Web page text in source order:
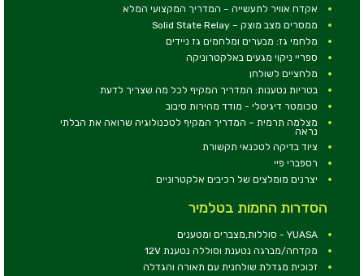
אקדח אוויר לתעשייה – המדריך המקצועי המלא
ממסרים מצב מוצק – Solid State Relay
מלחמי גז: מבערים ומלחמים גז ניידים
ספריי ניקוי מגעים באלקטרוניקה
מלחציים לשולחן
בטריות נטענות: המדריך המקיף לכל מה שצריך לדעת
טכומטר דיגיטלי - מודד מהירות סיבוב
מצלמה תרמית – המדריך המקיף לטכנולוגיה שרואה את הבלתי
נראה
ציוד בדיקה לטכנאי תקשורת
רספברי פיי
יצרנים מומלצים של רכיבים אלקטרוניים
הסדרות החמות בטלמיר
YUASA - סוללות,מצברים ומטענים
מקדחה/מברגה נטענת וסוללה נטענת 12V
זכוכית מגדלת שולחנית עם תאורה והגדלה